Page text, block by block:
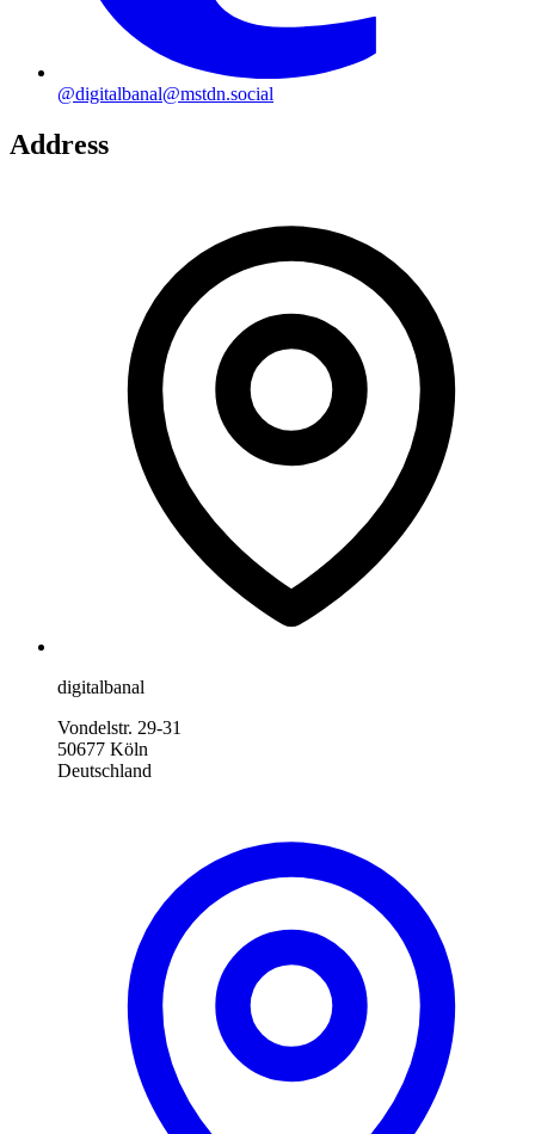
@digitalbanal@mstdn.social
Address
digitalbanal
Vondelstr. 29-31
50677 Köln
Deutschland